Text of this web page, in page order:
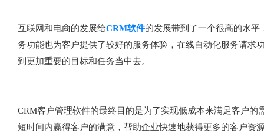
互联网和电商的发展给CRM软件的发展带到了一个很高的水平
务功能也为客户提供了较好的服务体验，在线自动化服务请求
到更加重要的目标和任务当中去。
CRM客户管理软件的最终目的是为了实现低成本来满足客户
短时间内赢得客户的满意，帮助企业快速地获得更多的客户资